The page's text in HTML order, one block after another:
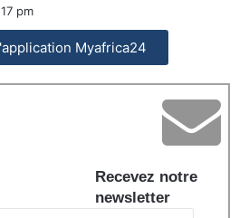
pm
Myafrica24
Recevez notre
newsletter